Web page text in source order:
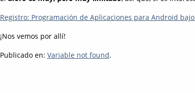
Registro: Programación de Aplicaciones para Android bajo
¡Nos vemos por allí!
Publicado en: Variable not found.